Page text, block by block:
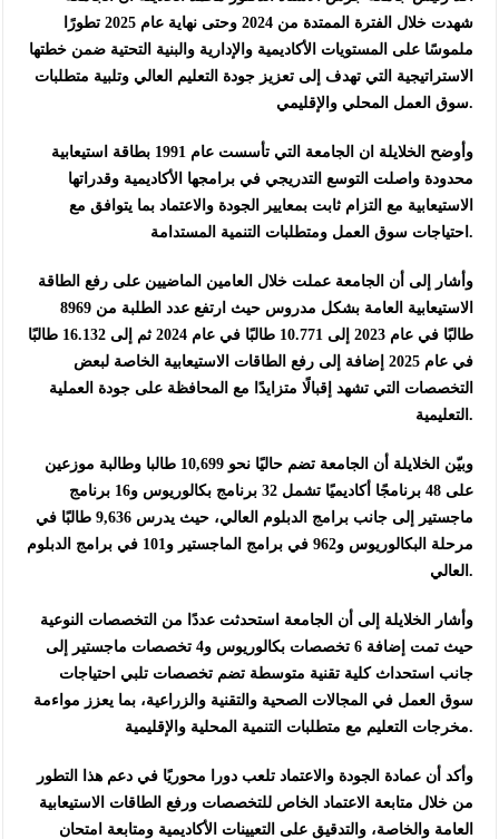
شهدت خلال الفترة الممتدة من 2024 وحتى نهاية عام 2025 تطورًا
ملموسًا على المستويات الأكاديمية والإدارية والبنية التحتية ضمن خطتها
الاستراتيجية التي تهدف إلى تعزيز جودة التعليم العالي وتلبية متطلبات
سوق العمل المحلي والإقليمي.
وأوضح الخلايلة ان الجامعة التي تأسست عام 1991 بطاقة استيعابية
محدودة واصلت التوسع التدريجي في برامجها الأكاديمية وقدراتها
الاستيعابية مع التزام ثابت بمعايير الجودة والاعتماد بما يتوافق مع
احتياجات سوق العمل ومتطلبات التنمية المستدامة.
وأشار إلى أن الجامعة عملت خلال العامين الماضيين على رفع الطاقة
الاستيعابية العامة بشكل مدروس حيث ارتفع عدد الطلبة من 8969
طالبًا في عام 2023 إلى 10.771 طالبًا في عام 2024 ثم إلى 16.132 طالبًا
في عام 2025 إضافة إلى رفع الطاقات الاستيعابية الخاصة لبعض
التخصصات التي تشهد إقبالًا متزايدًا مع المحافظة على جودة العملية
التعليمية.
وبيّن الخلايلة أن الجامعة تضم حاليًا نحو 10,699 طالبا وطالبة موزعين
على 48 برنامجًا أكاديميًا تشمل 32 برنامج بكالوريوس و16 برنامج
ماجستير إلى جانب برامج الدبلوم العالي، حيث يدرس 9,636 طالبًا في
مرحلة البكالوريوس و962 في برامج الماجستير و101 في برامج الدبلوم
العالي.
وأشار الخلايلة إلى أن الجامعة استحدثت عددًا من التخصصات النوعية
حيث تمت إضافة 6 تخصصات بكالوريوس و4 تخصصات ماجستير إلى
جانب استحداث كلية تقنية متوسطة تضم تخصصات تلبي احتياجات
سوق العمل في المجالات الصحية والتقنية والزراعية، بما يعزز مواءمة
مخرجات التعليم مع متطلبات التنمية المحلية والإقليمية.
وأكد أن عمادة الجودة والاعتماد تلعب دورا محوريًا في دعم هذا التطور
من خلال متابعة الاعتماد الخاص للتخصصات ورفع الطاقات الاستيعابية
العامة والخاصة، والتدقيق على التعيينات الأكاديمية ومتابعة امتحان